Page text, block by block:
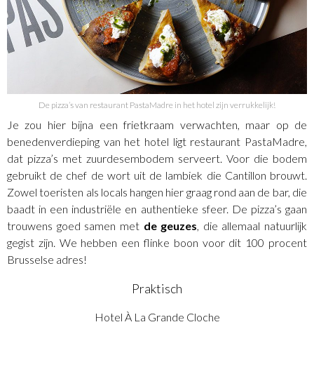
De pizza’s van restaurant PastaMadre in het hotel zijn verrukkelijk!
Je zou hier bijna een frietkraam verwachten, maar op de
benedenverdieping van het hotel ligt restaurant PastaMadre,
dat pizza’s met zuurdesembodem serveert. Voor die bodem
gebruikt de chef de wort uit de lambiek die Cantillon brouwt.
Zowel toeristen als locals hangen hier graag rond aan de bar, die
baadt in een industriële en authentieke sfeer. De pizza’s gaan
trouwens goed samen met de geuzes , die allemaal natuurlijk
gegist zijn. We hebben een flinke boon voor dit 100 procent
Brusselse adres!
Praktisch
Hotel À La Grande Cloche